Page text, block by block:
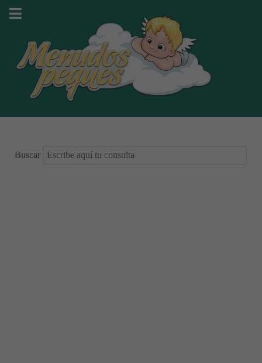
Buscar